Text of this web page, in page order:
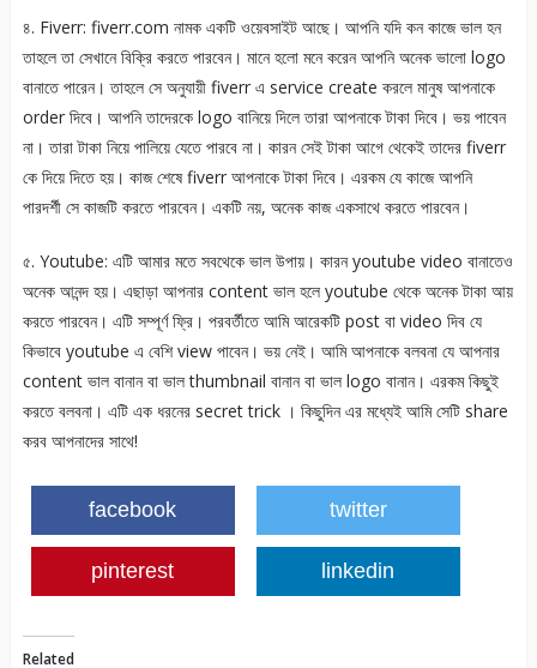
৪. Fiverr: fiverr.com নামক একটি ওয়েবসাইট আছে। আপনি যদি কন কাজে ভাল হন
তাহলে তা সেখানে বিক্রি করতে পারবেন। মানে হলো মনে করেন আপনি অনেক ভালো logo
বানাতে পারেন। তাহলে সে অনুযায়ী fiverr এ service create করলে মানুষ আপনাকে
order দিবে। আপনি তাদেরকে logo বানিয়ে দিলে তারা আপনাকে টাকা দিবে। ভয় পাবেন
না। তারা টাকা নিয়ে পালিয়ে যেতে পারবে না। কারন সেই টাকা আগে থেকেই তাদের fiverr
কে দিয়ে দিতে হয়। কাজ শেষে fiverr আপনাকে টাকা দিবে। এরকম যে কাজে আপনি
পারদর্শী সে কাজটি করতে পারবেন। একটি নয়, অনেক কাজ একসাথে করতে পারবেন।
৫. Youtube: এটি আমার মতে সবথেকে ভাল উপায়। কারন youtube video বানাতেও
অনেক আনন্দ হয়। এছাড়া আপনার content ভাল হলে youtube থেকে অনেক টাকা আয়
করতে পারবেন। এটি সম্পূর্ণ ফ্রি। পরবর্তীতে আমি আরেকটি post বা video দিব যে
কিভাবে youtube এ বেশি view পাবেন। ভয় নেই। আমি আপনাকে বলবনা যে আপনার
content ভাল বানান বা ভাল thumbnail বানান বা ভাল logo বানান। এরকম কিছুই
করতে বলবনা। এটি এক ধরনের secret trick । কিছুদিন এর মধ্যেই আমি সেটি share
করব আপনাদের সাথে!
facebook twitter
pinterest linkedin
Related